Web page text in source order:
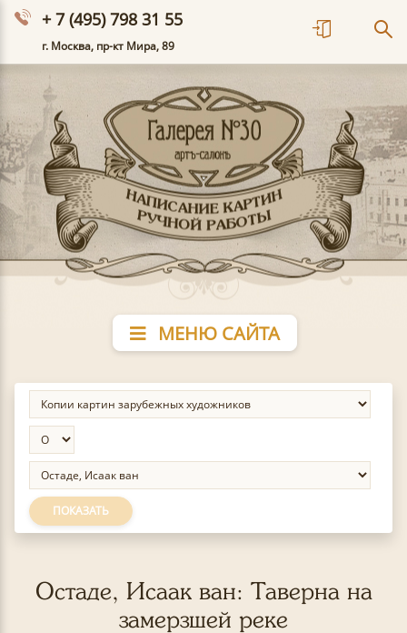
+ 7 (495) 798 31 55
г. Москва, пр-кт Мира, 89
МЕНЮ САЙТА
ПОКАЗАТЬ
Остаде, Исаак ван: Таверна на
замерзшей реке